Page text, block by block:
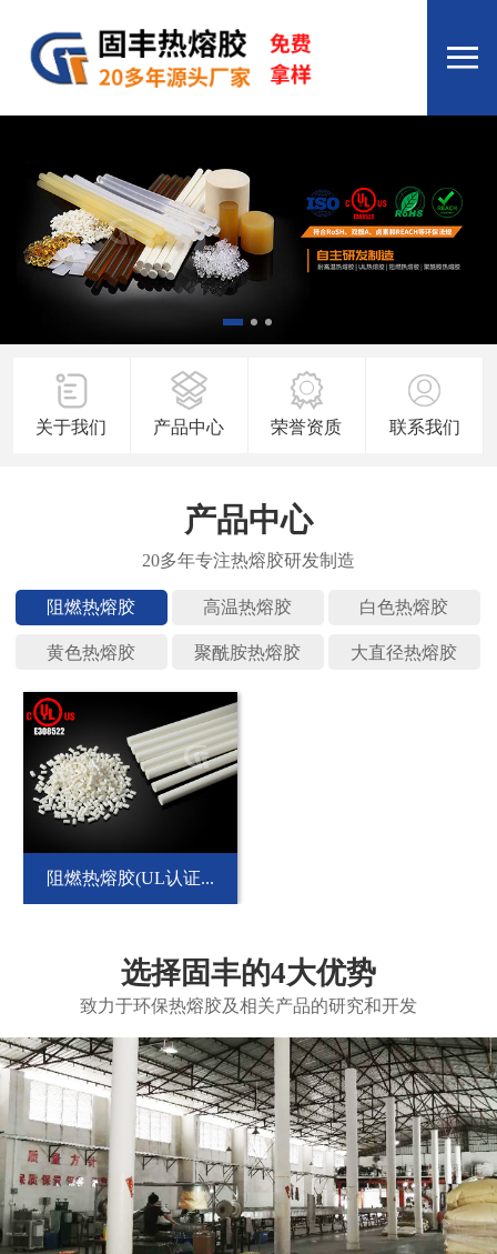
关于我们 产品中心 荣誉资质 联系我们
产品中心
阻燃热熔 高温热熔 白色热熔
黄色热熔 聚酰胺热 大直径热
阻燃热熔胶(UL认证...
选择固丰的4大优势
致力于环保热熔胶及相关产品的研究和开发